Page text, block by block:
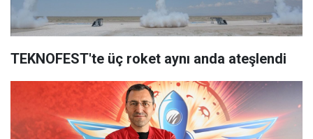
TEKNOFEST'te üç roket aynı anda ateşlendi